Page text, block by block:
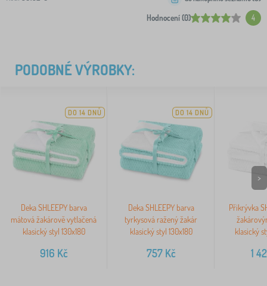
Hodnocení (0) 4
PODOBNÉ VÝROBKY:
DO 14 DNŮ
Deka SHLEEPY barva
mátová žakárově vytlačená
klasický styl 130x180
916 Kč
DO 14 DNŮ
Deka SHLEEPY barva
tyrkysová ražený žakár
klasický styl 130x180
757Kč
Přikrývka
klasický
1
>